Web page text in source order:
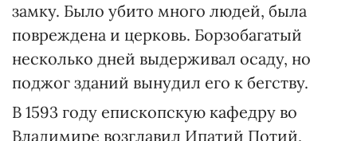
замку. Было убито много людей, была
повреждена и церковь. Борзобагатый
несколько дней выдерживал осаду, но
поджог зданий вынудил его к бегству.
В 1593 году епископскую кафедру во
Владимире возглавил Ипатий Потий,